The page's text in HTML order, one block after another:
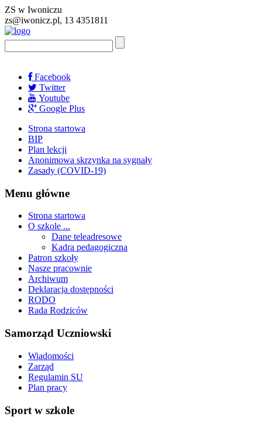
ZS w Iwoniczu
zs@iwonicz.pl, 13 4351811
Facebook
Twitter
Youtube
Google Plus
Strona startowa
BIP
Plan lekcji
Anonimowa skrzynka na sygnały
Zasady (COVID-19)
Menu główne
Strona startowa
O szkole ...
Dane teleadresowe
Kadra pedagogiczna
Patron szkoły
Nasze pracownie
Archiwum
Deklaracja dostępności
RODO
Rada Rodziców
Samorząd Uczniowski
Wiadomości
Zarząd
Regulamin SU
Plan pracy
Sport w szkole